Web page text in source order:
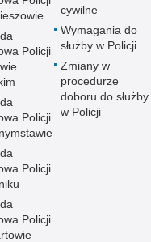
Policji
Policji
Policji
Policji
cywilne
Wymagania do
służby w Policji
Zmiany w
procedurze
doboru do służby
w Policji